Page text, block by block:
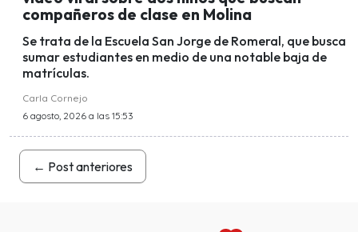
compañeros de clase en Molina
Se trata de la Escuela San Jorge de Romeral, que busca
sumar estudiantes en medio de una notable baja de
matrículas.
Carla Cornejo
6 agosto, 2026 a las 15:53
← Post anteriores